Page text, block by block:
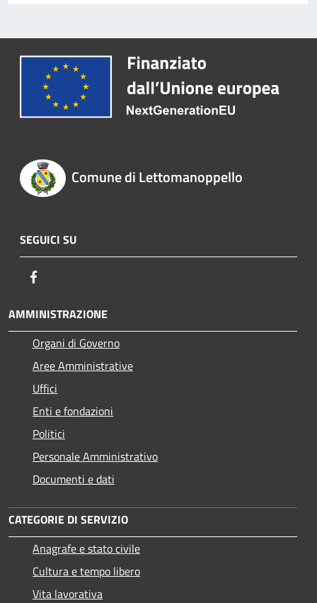
Comune di Lettomanoppello
SEGUICI SU
AMMINISTRAZIONE
Organi di Governo
Aree Amministrative
Uffici
Enti e fondazioni
Politici
Personale Amministrativo
Documenti e dati
CATEGORIE DI SERVIZIO
Anagrafe e stato civile
Cultura e tempo libero
Vita lavorativa